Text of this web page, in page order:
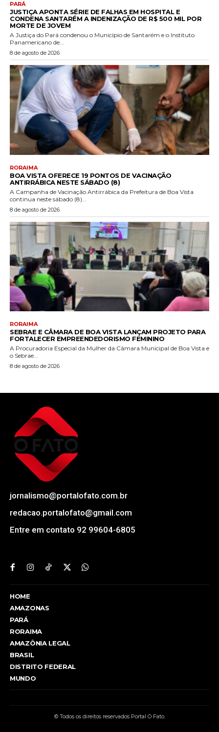
PARÁ
JUSTIÇA APONTA SÉRIE DE FALHAS EM HOSPITAL E
CONDENA SANTARÉM A INDENIZAÇÃO DE R$ 500 MIL POR
MORTE DE JOVEM
A Justiça do Pará condenou o Município de Santarém e o Instituto
Panamericano de...
8 de agosto de 2026
RORAIMA
BOA VISTA OFERECE 19 PONTOS DE VACINAÇÃO
ANTIRRÁBICA NESTE SÁBADO (8)
A Campanha de Vacinação Antirrábica da Prefeitura de Boa Vista
continua neste sábado (8)...
8 de agosto de 2026
RORAIMA
SEBRAE E CÂMARA DE BOA VISTA LANÇAM PROJETO PARA
FORTALECER EMPREENDEDORISMO FEMININO
A Procuradoria Especial da Mulher da Câmara Municipal de Boa Vista e
o Sebrae...
8 de agosto de 2026
jornalismo@portalofato.com.br
redacao.portalofato@gmail.com
Entre em contato 92 99604-6805
HOME
AMAZONAS
PARÁ
RORAIMA
AMAZÔNIA LEGAL
BRASIL
DISTRITO FEDERAL
MUNDO
© Todos os direitos reservados Portal O Fato.